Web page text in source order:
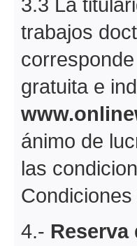
trabajos
gratuita e
ánimo de
las
4.- Reserva